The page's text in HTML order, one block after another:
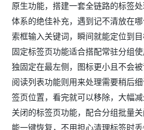
原生功能，搭建一套全链路的标签
体系的绝佳补充，遇到记不清放在
索框输入关键词，瞬间就能定位到
固定标签页功能适合搭配常驻分组
独固定在最左侧，图标更小且不会
阅读列表功能则用来处理需要稍后
签页位置，看完就可以移除，大幅
关闭的标签页功能，配合分组批量
能一键恢复，不用担心清理标签时